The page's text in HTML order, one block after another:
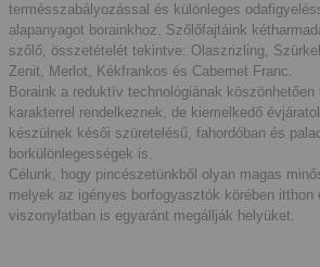
termésszabályozással és különleges
alapanyagot borainkhoz. Szőlőfajtáink
szőlő, összetételét tekintve: Olaszrizling,
Zenit, Merlot, Kékfrankos és Cabernet Franc.
Boraink a reduktív technológiának
karakterrel rendelkeznek, de kiemelkedő
készülnek késői szüretelésű, fahordóban és
borkülönlegességek is.
Célunk, hogy pincészetünkből olyan magas
melyek az igényes borfogyasztók körében itthon
viszonylatban is egyaránt megállják helyüket.